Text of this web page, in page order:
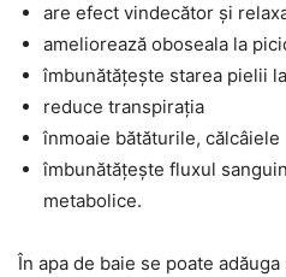
are efect vindecător și
ameliorează oboseala la
îmbunătățește starea pielii
reduce transpirația
înmoaie bătăturile, călcâiele
îmbunătățește fluxul
metabolice.
În apa de baie se poate adăuga